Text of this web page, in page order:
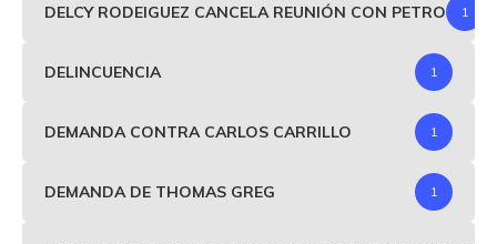
DELCY RODEIGUEZ CANCELA REUNIÓN CON PETRO 1
DELINCUENCIA 1
DEMANDA CONTRA CARLOS CARRILLO 1
DEMANDA DE THOMAS GREG 1